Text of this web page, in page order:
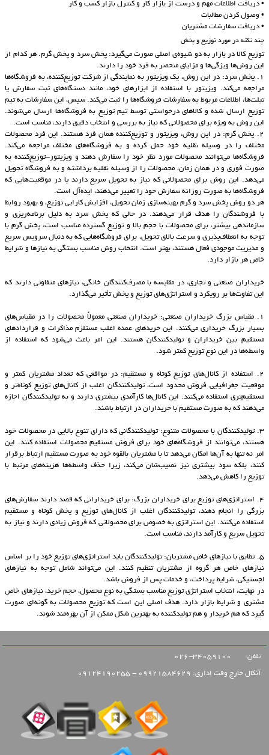
• دریافت اطلاعات مهم و درست از بازار کار و کنترل بازار کسب و کار
• وصول کردن مطالبات
• دریافت سفارشات مشتریان
چند نکته در مورد توزیع و پخش
توزیع کالا در بازار به دو شیوه‌ی اصلی صورت می‌گیرد: پخش سرد و پخش گرم. هر کدام از
این روش‌ها ویژگی‌ها و مزایای منحصر به فرد خود را دارند.
1. پخش سرد: در این روش، یک ویزیتور به نمایندگی از شرکت توزیع‌کننده، به فروشگاه‌ها
مراجعه می‌کند. ویزیتور با استفاده از ابزارهای خود، مانند دستگاه‌های ثبت سفارش یا
تبلت‌ها، اطلاعات مربوط به سفارشات فروشگاه‌ها را ثبت می‌کند. سپس، این سفارشات به تیم
توزیع ارسال شده و کالاهای درخواستی توسط تیم توزیع به فروشگاه‌ها ارسال می‌شوند.
این روش به ویژه برای محصولاتی که نیاز به بررسی و انتخاب دقیق دارند، مناسب است.
2. پخش گرم: در این روش، ویزیتور و توزیع‌کننده همان فرد هستند. این فرد محصولات
مختلف را در وسیله نقلیه خود حمل کرده و به فروشگاه‌های مختلف مراجعه می‌کند.
فروشگاه‌ها می‌توانند محصولات مورد نظر خود را سفارش دهند و ویزیتور-توزیع‌کننده به
صورت فوری و در همان زمان، محصولات را از وسیله نقلیه برداشته و به فروشگاه تحویل
می‌دهد. این روش برای محصولاتی که نیاز به تحویل سریع دارند یا در موقعیت‌هایی که
فروشگاه‌ها به صورت روزانه سفارش خود را تغییر می‌دهند، ایده‌آل است.
هر دو روش پخش سرد و گرم بهینه‌سازی زمان تحویل، افزایش کارایی توزیع، و بهبود روابط
با فروشندگان را هدف قرار می‌دهند. در حالی که پخش سرد به دلیل برنامه‌ریزی و
سازماندهی بیشتر، برای محصولات با حجم بالا و توزیع گسترده مناسب است، پخش گرم با
توجه به انعطاف‌پذیری و سرعت بالای تحویل، برای فروشگاه‌هایی که به دنبال سرویس سریع
و مدیریت موجودی فعال هستند، بهتر است. انتخاب روش مناسب بستگی به نیازها و شرایط
خاص هر بازار دارد.
خریداران صنعتی و تجاری، در مقایسه با مصرف‌کنندگان خانگی، نیازهای متفاوتی دارند که
این تفاوت‌ها بر رویکرد و استراتژی‌های توزیع و پخش تأثیر می‌گذارد.
1. مقیاس بزرگ خریداران صنعتی: خریداران صنعتی معمولاً محصولات را در مقیاس‌های
بسیار بزرگ خریداری می‌کنند. این خریدهای عمده اغلب مستلزم مذاکرات و قراردادهای
مستقیم بین خریداران و تولیدکنندگان هستند. این امر باعث می‌شود که استفاده از
واسطه‌ها در این نوع توزیع کمتر شود.
2. استفاده از کانال‌های توزیع کوتاه و مستقیم: در مواقعی که تعداد مشتریان کمتر و
موقعیت جغرافیایی فروش محدود است، تولیدکنندگان اغلب از کانال‌های توزیع کوتاه‌تر و
مستقیم‌تری استفاده می‌کنند. این کانال‌ها کارآمدی بیشتری دارند و به تولیدکنندگان اجازه
می‌دهند که به صورت مستقیم با خریداران در ارتباط باشند.
3. تولیدکنندگان با محصولات متنوع: تولیدکنندگانی که دارای تنوع بالایی در محصولات خود
هستند، می‌توانند از فروشگاه‌های خود برای فروش مستقیم محصولات استفاده کنند. این
امر نه تنها به آن‌ها امکان می‌دهد تا با مشتریان بالقوه خود به صورت مستقیم ارتباط برقرار
کنند، بلکه سود بیشتری نیز نصیب‌شان می‌کند، زیرا حذف واسطه‌ها هزینه‌های مرتبط با
توزیع را کاهش می‌دهد.
4. استراتژی‌های توزیع برای خریداران بزرگ: برای خریدارانی که قصد دارند سفارش‌های
بزرگی را انجام دهند، تولیدکنندگان اغلب از کانال‌های توزیع و پخش کوتاه و مستقیم
استفاده می‌کنند. این استراتژی به خصوص برای محصولاتی که فروش زیادی دارند و نیاز به
تحویل سریع و کارآمد دارند، مناسب است.
5. تطابق با نیازهای خاص مشتریان: تولیدکنندگان باید استراتژی‌های توزیع خود را بر اساس
نیازهای خاص هر گروه از مشتریان تنظیم کنند. این می‌تواند شامل توجه به نیازهای
لجستیکی، شرایط پرداخت، و خدمات پس از فروش باشد.
در نهایت، انتخاب استراتژی توزیع مناسب بستگی به نوع محصول، حجم خرید، نیازهای خاص
مشتری و شرایط بازار دارد. هدف اصلی این است که توزیع محصولات به گونه‌ای صورت
گیرد که هم خریدار و هم تولیدکننده به بهترین شکل ممکن از آن بهره‌مند شوند.
تلفن:
آنکال خارج وقت اداری: 09921584629 - 09124190255